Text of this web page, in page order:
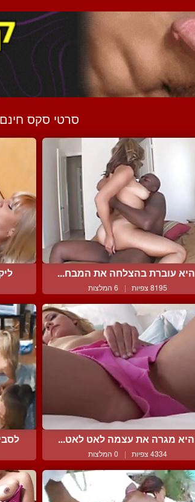
סרטי סקס חינם
היא עוברת בהצלחה את המבח...
8195 צפיות | 6 המלצות
היא מגרה את עצמה לאט לאט...
4334 צפיות | 0 המלצות